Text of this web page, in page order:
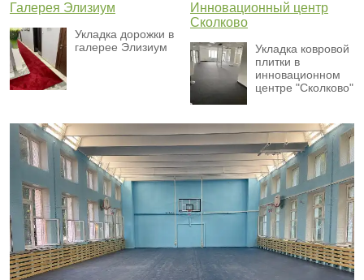
Галерея Элизиум
Укладка дорожки в
галерее Элизиум
Инновационный центр
Сколково
Укладка ковровой
плитки в
инновационном
центре "Сколково"